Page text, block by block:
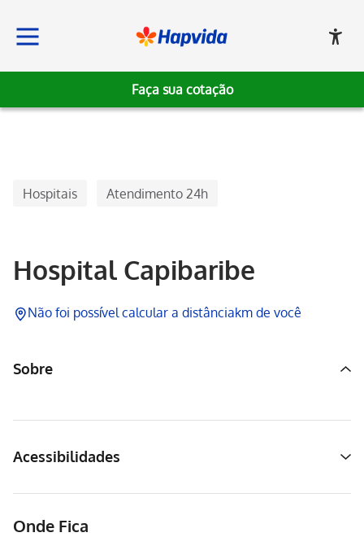
Faça sua cotação
Hospitais Atendimento 24h
Hospital Capibaribe
Não foi possível calcular a distânciakm de você
Sobre
Acessibilidades
Onde Fica